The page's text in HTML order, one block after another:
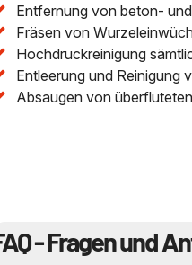
Entfernung von beton-
Fräsen von
Hochdruckreinigung
Entleerung und Reinigung
Absaugen von
- Fragen und